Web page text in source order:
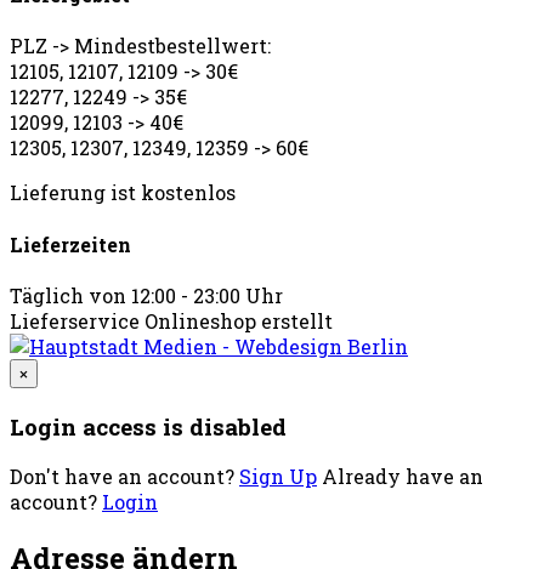
PLZ -> Mindestbestellwert:
12105, 12107, 12109 -> 30€
12277, 12249 -> 35€
12099, 12103 -> 40€
12305, 12307, 12349, 12359 -> 60€
Lieferung ist kostenlos
Lieferzeiten
Täglich von 12:00 - 23:00 Uhr
Lieferservice Onlineshop erstellt
×
Login access is disabled
Don't have an account? Sign Up Already have an
account? Login
Adresse ändern